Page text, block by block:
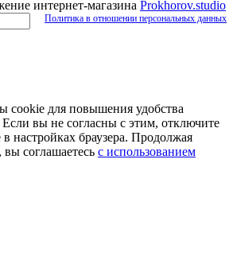
интернет-магазина Prokhorov.studio
Политика в отношении персональных данных
cookie для повышения удобства
вы не согласны с этим, отключите
настройках браузера. Продолжая
вы соглашаетесь с использованием